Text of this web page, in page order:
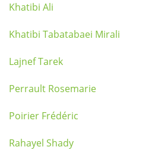
Khatibi Ali
Khatibi Tabatabaei Mirali
Lajnef Tarek
Perrault Rosemarie
Poirier Frédéric
Rahayel Shady